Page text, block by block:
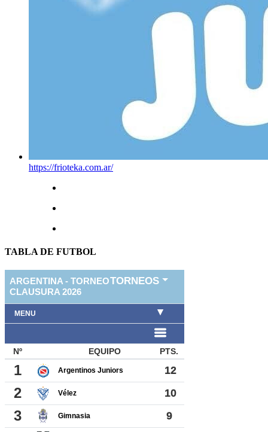
https://frioteka.com.ar/
TABLA DE FUTBOL